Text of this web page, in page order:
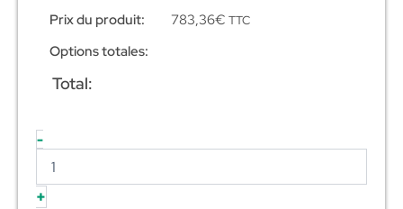
Prix du produit: 783,36€ TTC
Options totales:
Total:
-
+